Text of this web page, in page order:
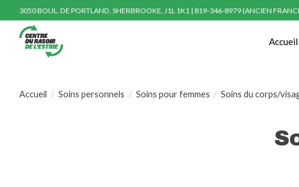
3050 BOUL. DE PORTLAND, SHERBROOKE, J1L 1K1 | 819-346-8979 (ANCIEN
Accueil
Accueil / Soins personnels / Soins pour femmes / Soins du corps/